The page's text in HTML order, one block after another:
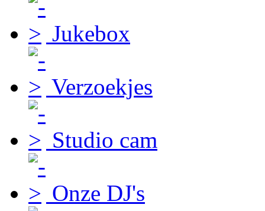
Jukebox
Verzoekjes
Studio cam
Onze DJ's